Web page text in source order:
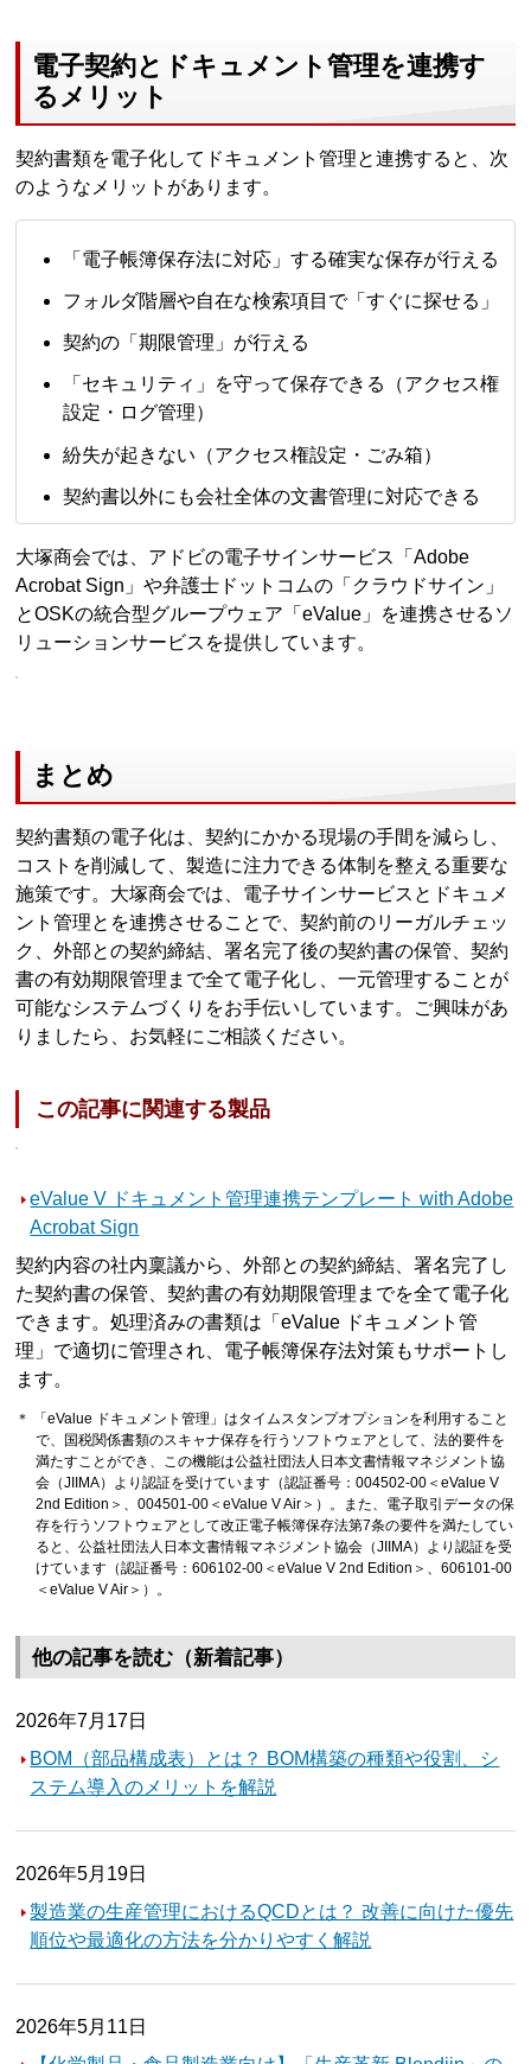
電子契約とドキュメント管理を連携す
るメリット
契約書類を電子化してドキュメント管理と連携すると、次
のようなメリットがあります。
「電子帳簿保存法に対応」する確実な保存が行える
フォルダ階層や自在な検索項目で「すぐに探せる」
契約の「期限管理」が行える
「セキュリティ」を守って保存できる（アクセス権
設定・ログ管理）
紛失が起きない（アクセス権設定・ごみ箱）
契約書以外にも会社全体の文書管理に対応できる
大塚商会では、アドビの電子サインサービス「Adobe
Acrobat Sign」や弁護士ドットコムの「クラウドサイン」
とOSKの統合型グループウェア「eValue」を連携させるソ
リューションサービスを提供しています。
まとめ
契約書類の電子化は、契約にかかる現場の手間を減らし、
コストを削減して、製造に注力できる体制を整える重要な
施策です。大塚商会では、電子サインサービスとドキュメ
ント管理とを連携させることで、契約前のリーガルチェッ
ク、外部との契約締結、署名完了後の契約書の保管、契約
書の有効期限管理まで全て電子化し、一元管理することが
可能なシステムづくりをお手伝いしています。ご興味があ
りましたら、お気軽にご相談ください。
この記事に関連する製品
eValue V ドキュメント管理連携テンプレート with Adobe
Acrobat Sign
契約内容の社内稟議から、外部との契約締結、署名完了し
た契約書の保管、契約書の有効期限管理までを全て電子化
できます。処理済みの書類は「eValue ドキュメント管
理」で適切に管理され、電子帳簿保存法対策もサポートし
ます。
＊ 「eValue ドキュメント管理」はタイムスタンプオプションを利用すること
で、国税関係書類のスキャナ保存を行うソフトウェアとして、法的要件を
満たすことができ、この機能は公益社団法人日本文書情報マネジメント協
会（JIIMA）より認証を受けています（認証番号：004502-00＜eValue V
2nd Edition＞、004501-00＜eValue V Air＞）。また、電子取引データの保
存を行うソフトウェアとして改正電子帳簿保存法第7条の要件を満たしてい
ると、公益社団法人日本文書情報マネジメント協会（JIIMA）より認証を受
けています（認証番号：606102-00＜eValue V 2nd Edition＞、606101-00
＜eValue V Air＞）。
他の記事を読む（新着記事）
2026年7月17日
BOM（部品構成表）とは？ BOM構築の種類や役割、シ
ステム導入のメリットを解説
2026年5月19日
製造業の生産管理におけるQCDとは？ 改善に向けた優先
順位や最適化の方法を分かりやすく解説
2026年5月11日